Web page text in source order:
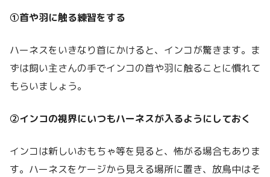
①首や羽に触る練習をする
ハーネスをいきなり首にかけると、インコが驚きます。ま
ずは飼い主さんの手でインコの首や羽に触ることに慣れて
もらいましょう。
②インコの視界にいつもハーネスが入るようにしておく
インコは新しいおもちゃ等を見ると、怖がる場合もありま
す。ハーネスをケージから見える場所に置き、放鳥中はそ